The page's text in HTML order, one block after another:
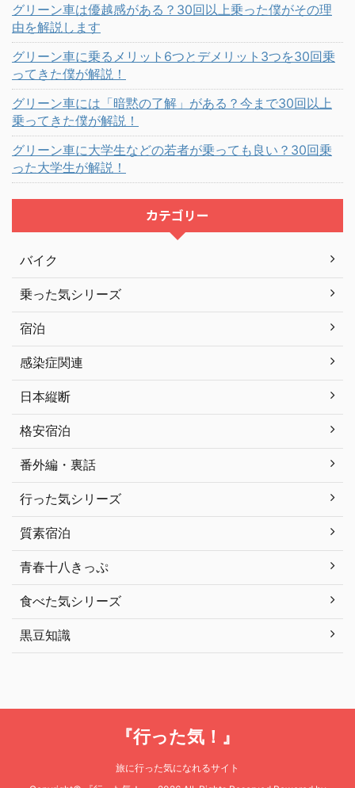
グリーン車は優越感がある？30回以上乗った僕がその理
由を解説します
グリーン車に乗るメリット6つとデメリット3つを30回乗
ってきた僕が解説！
グリーン車には「暗黙の了解」がある？今まで30回以上
乗ってきた僕が解説！
グリーン車に大学生などの若者が乗っても良い？30回乗
った大学生が解説！
カテゴリー
バイク
乗った気シリーズ
宿泊
感染症関連
日本縦断
格安宿泊
番外編・裏話
行った気シリーズ
質素宿泊
青春十八きっぷ
食べた気シリーズ
黒豆知識
『行った気！』
旅に行った気になれるサイト